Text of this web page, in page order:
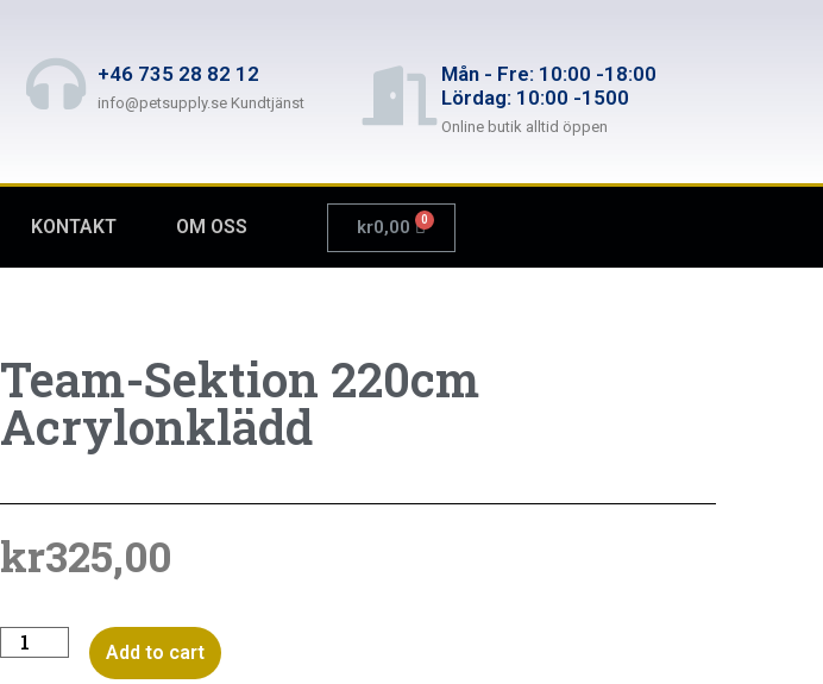
+46 735 28 82 12
info@petsupply.se Kundtjänst
Mån - Fre: 10:00 -18:00
Lördag: 10:00 -1500
Online butik alltid öppen
KONTAKT OM OSS kr0,00
Team-Sektion 220cm
Acrylonklädd
kr325,00
Add to cart